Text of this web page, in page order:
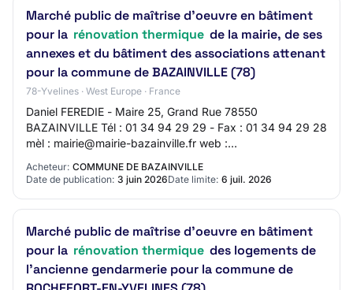
Marché public de maîtrise d'oeuvre en bâtiment
pour la rénovation thermique de la mairie, de ses
annexes et du bâtiment des associations attenant
pour la commune de BAZAINVILLE (78)
78-Yvelines · West Europe · France
Daniel FEREDIE - Maire 25, Grand Rue 78550
BAZAINVILLE Tél : 01 34 94 29 29 - Fax : 01 34 94 29 28
mèl : mairie@mairie-bazainville.fr web :
21780048100012 Prin…
Acheteur: COMMUNE DE BAZAINVILLE
Date de publication: 3 juin 2026Date limite: 6 juil. 2026
Marché public de maîtrise d'oeuvre en bâtiment
pour la rénovation thermique des logements de
l'ancienne gendarmerie pour la commune de